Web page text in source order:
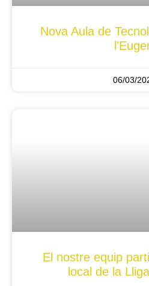
Nova Aula de
06/03/
El nostre equip
local de la